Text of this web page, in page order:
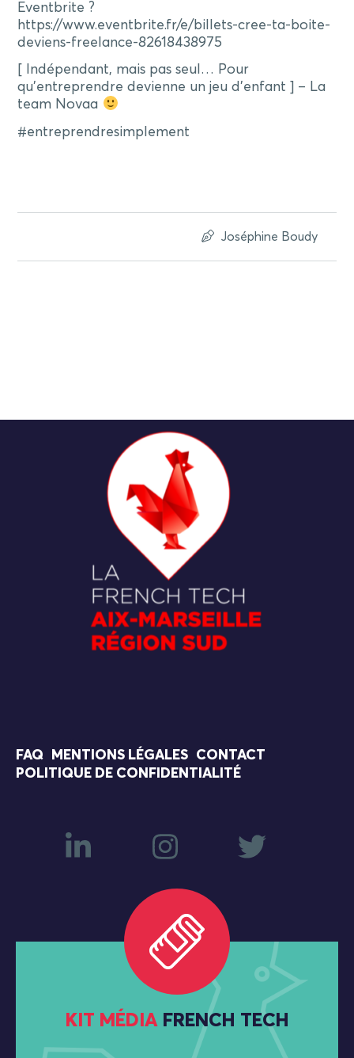
Eventbrite ?
https://www.eventbrite.fr/e/billets-cree-ta-boite-
deviens-freelance-82618438975
[ Indépendant, mais pas seul… Pour
qu’entreprendre devienne un jeu d’enfant ] – La
team Novaa
#entreprendresimplement
Joséphine Boudy
FAQ MENTIONS LÉGALES
CONTACT
POLITIQUE DE CONFIDENTIALITÉ
KIT MÉDIA FRENCH TECH